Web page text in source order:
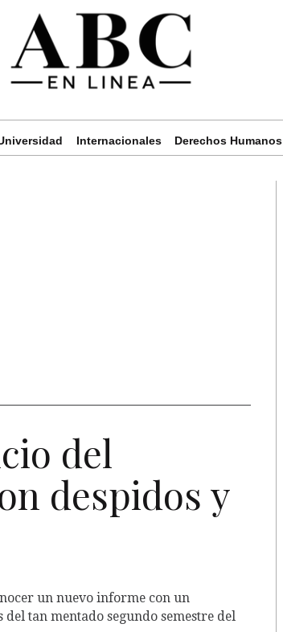
Internacionales Derechos Humanos
del
despidos y
un nuevo informe con un
tan mentado segundo semestre del